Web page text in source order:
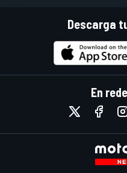
Descarga
En